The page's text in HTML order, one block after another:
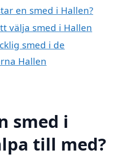
en smed i Hallen?
välja smed i Hallen
smed i de
Hallen
smed i
till med?